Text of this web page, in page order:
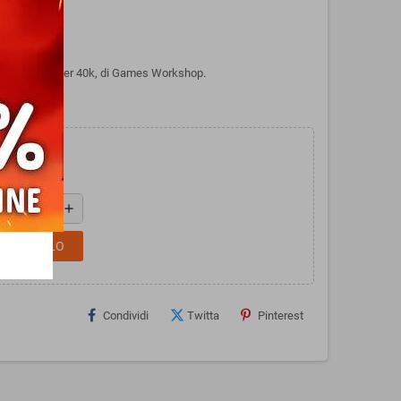
Warhammer 40k, di Games Workshop.
add
CARRELLO
Condividi Twitta Pinterest